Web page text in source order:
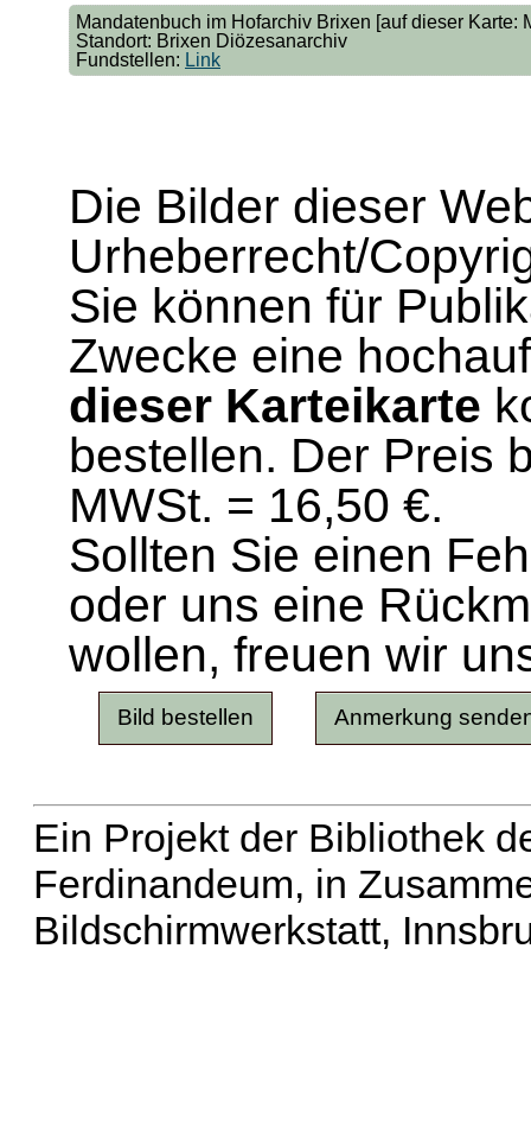
Mandatenbuch im Hofarchiv Brixen [auf dieser Karte:
Standort: Brixen Diözesanarchiv
Fundstellen: Link
Die Bilder dieser
Urheberrecht/
Sie können für
Zwecke eine
dieser Karteikarte
bestellen. Der Preis
MWSt. = 16,50 €.
Sollten Sie einen
oder uns eine
wollen, freuen wir
Ein Projekt der Bibliothek
Ferdinandeum, in
Bildschirmwerkstatt,